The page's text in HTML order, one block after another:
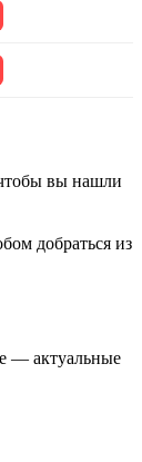
вы нашли
добраться из
— актуальные